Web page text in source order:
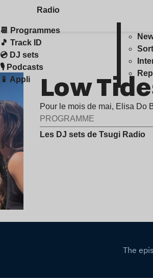
Radio
📆 Programmes
🎵 Track ID
💿 DJ sets
🎙️ Podcasts
📱 Appli
Low
Pour le mois de mai, Elisa Do
PROGRAMME
Les DJ sets de Tsugi Radio